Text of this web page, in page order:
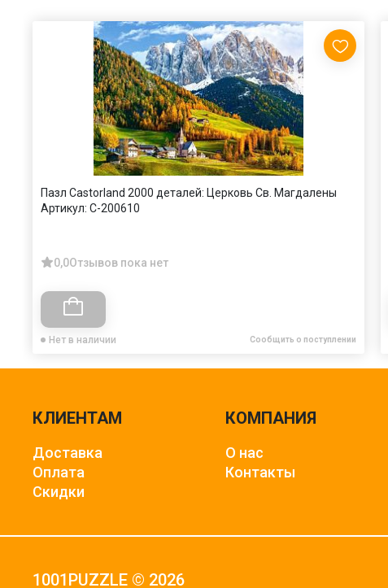
Пазл Castorland 2000 деталей: Церковь Св. Магдалены
Артикул: C-200610
0,0Отзывов пока нет
Нет в наличии Сообщить о поступлении
КЛИЕНТАМ
Доставка
Оплата
Скидки
КОМПАНИЯ
О нас
Контакты
1001PUZZLE © 2026